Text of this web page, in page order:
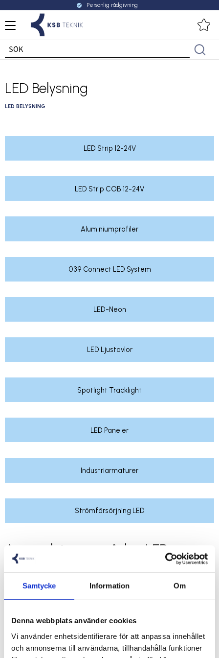
Samtycke Information Om
Denna webbplats använder cookies
Vi använder enhetsidentifierare för att anpassa innehållet
och annonserna till användarna, tillhandahålla funktioner
Meny
check_circle Personlig rådgivning
LED Belysning
LED BELYSNING
LED Strip 12-24V
LED Strip COB 12-24V
Aluminiumprofiler
039 Connect LED System
LED-Neon
LED Ljustavlor
Spotlight Tracklight
LED Paneler
Industriarmaturer
Strömförsörjning LED
Användningsområden LED
Belysning
LED Belysning är ett energieffektivt val för både inom-
Energieffektiv
Lång livslängd